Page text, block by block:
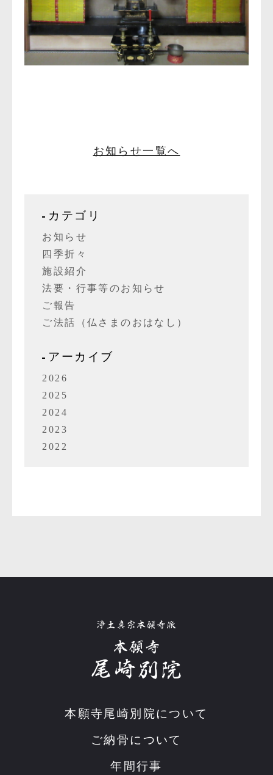
お知らせ一覧へ
カテゴリ
お知らせ
四季折々
施設紹介
法要・行事等のお知らせ
ご報告
ご法話（仏さまのおはなし）
アーカイブ
2026
2025
2024
2023
2022
本願寺尾崎別院について
ご納骨について
年間行事